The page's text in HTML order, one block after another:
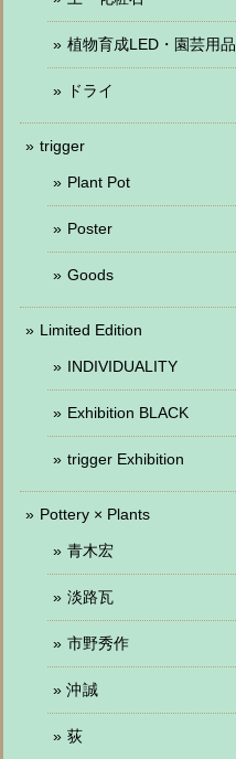
植物育成LED・園芸用品
ドライ
trigger
Plant Pot
Poster
Goods
Limited Edition
INDIVIDUALITY
Exhibition BLACK
trigger Exhibition
Pottery × Plants
青木宏
淡路瓦
市野秀作
沖誠
荻